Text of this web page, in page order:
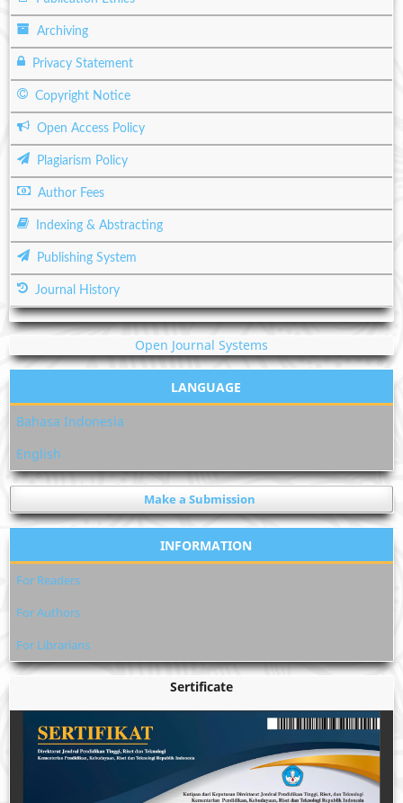
Archiving
Privacy Statement
Copyright Notice
Open Access Policy
Plagiarism Policy
Author Fees
Indexing & Abstracting
Publishing System
Journal History
Open Journal Systems
LANGUAGE
Bahasa Indonesia
English
Make a Submission
INFORMATION
For Readers
For Authors
For Librarians
Sertificate